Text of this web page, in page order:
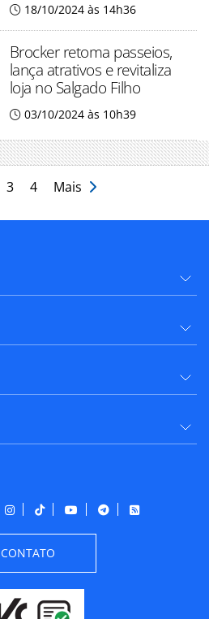
18/10/2024 às 14h36
Brocker retoma passeios,
lança atrativos e revitaliza
loja no Salgado Filho
03/10/2024 às 10h39
3 4 Mais
CONTATO